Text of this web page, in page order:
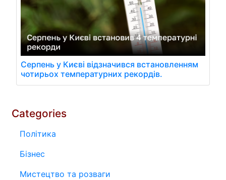
Серпень у Києві відзначився встановленням
чотирьох температурних рекордів.
Categories
Політика
Бізнес
Мистецтво та розваги